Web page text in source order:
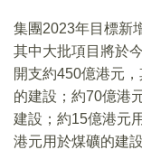
集團2023年目標新
其中大批項目將於
開支約450億港元
的建設；約70億港
建設；約15億港元
港元用於煤礦的建